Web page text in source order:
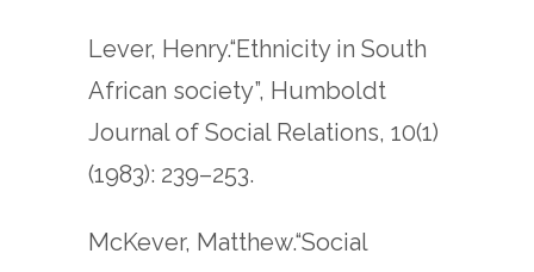
Lever, Henry.“Ethnicity in South
African society”, Humboldt
Journal of Social Relations, 10(1)
(1983): 239–253.
McKever, Matthew.“Social